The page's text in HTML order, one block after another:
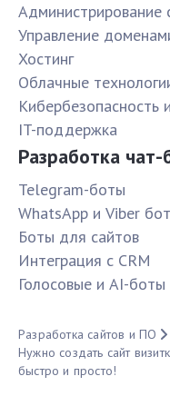
Администрирование
Управление
Хостинг
Облачные
Кибербезопасность
IT-поддержка
Разработка чат-
Telegram-боты
WhatsApp и Viber
Боты для сайтов
Интеграция с CRM
Голосовые и AI-боты
Разработка сайтов и ПО
Нужно создать сайт
быстро и просто!